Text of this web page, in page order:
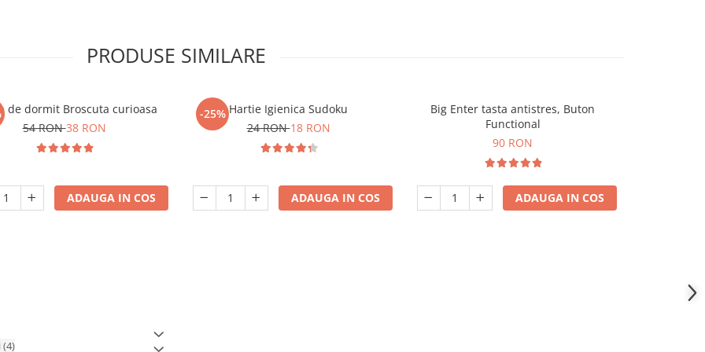
PRODUSE SIMILARE
de dormit Broscuta curioasa
54 RON38 RON
ADAUGA IN COS
-25% Hartie Igienica Sudoku
24 RON18 RON
ADAUGA IN COS
Big Enter tasta antistres, Buton
Functional
90 RON
ADAUGA IN COS
(4)